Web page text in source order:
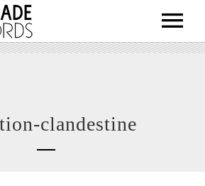
ARTISTS
ABOUT
clandestine